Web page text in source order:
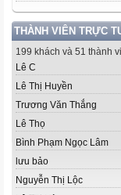
THÀNH VIÊN TRỰC
199 khách và 51 thành
Lê C
Lê Thị Huyền
Trương Văn Thắng
Lê Thọ
Bình Phạm Ngọc Lâm
lưu bảo
Nguyễn Thị Lộc